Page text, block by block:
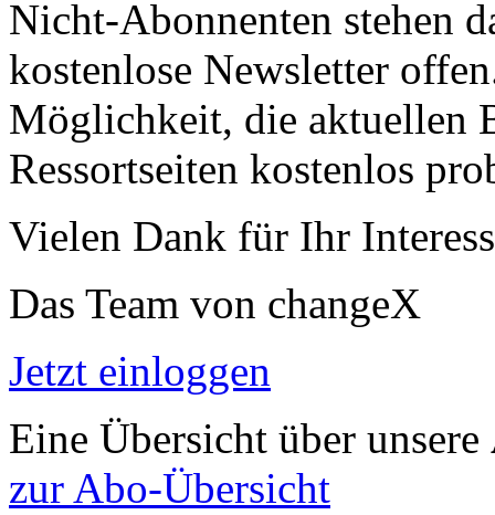
Nicht-Abonnenten stehen
kostenlose Newsletter
Möglichkeit, die aktuellen
Ressortseiten kostenlos
Vielen Dank für Ihr
Das Team von changeX
Jetzt einloggen
Eine Übersicht über unsere
zur Abo-Übersicht